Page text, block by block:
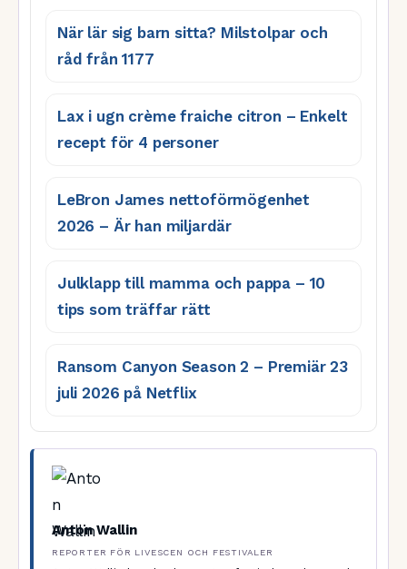
När lär sig barn sitta? Milstolpar och
råd från 1177
Lax i ugn crème fraiche citron – Enkelt
recept för 4 personer
LeBron James nettoförmögenhet
2026 – Är han miljardär
Julklapp till mamma och pappa – 10
tips som träffar rätt
Ransom Canyon Season 2 – Premiär 23
juli 2026 på Netflix
Anton Wallin
REPORTER FÖR LIVESCEN OCH FESTIVALER